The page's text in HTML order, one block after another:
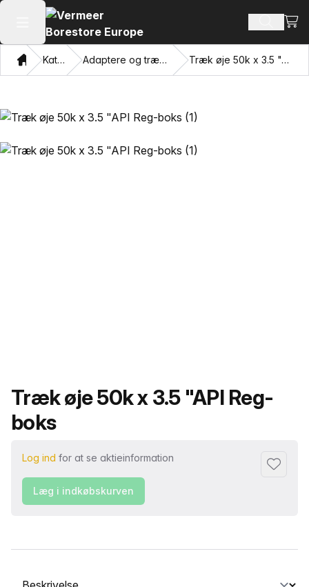
Åbn hovedmenuen SøgSe
Hjem Katalog Adaptere og trækkende øjne Træk øje 50k x 3.5 "API Reg-boks
Produktnavn
Træk øje 50k x 3.5 "API Reg-
boks
Log ind for at se aktieinformation
Føj til
Læg i indkøbskurven
Vælg en fane